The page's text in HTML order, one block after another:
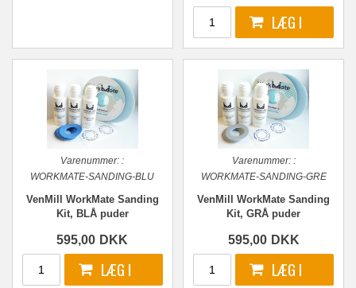
Varenummer: :
WORKMATE-SANDING-BLU
VenMill WorkMate Sanding
Kit, BLÅ puder
595,00 DKK
Varenummer::
WORKMATE-SANDING-GRE
VenMill WorkMate Sanding
Kit, GRÅ puder
595,00 DKK